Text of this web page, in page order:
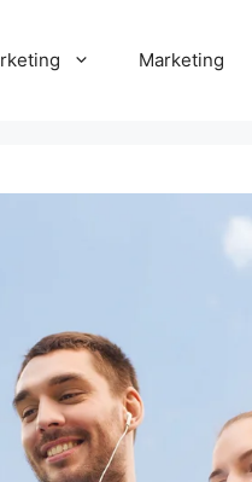
Marketing